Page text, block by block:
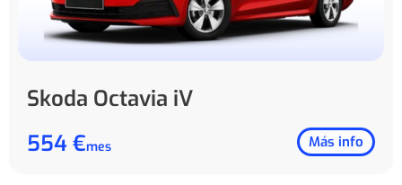
Skoda Octavia iV
554 €mes Más info